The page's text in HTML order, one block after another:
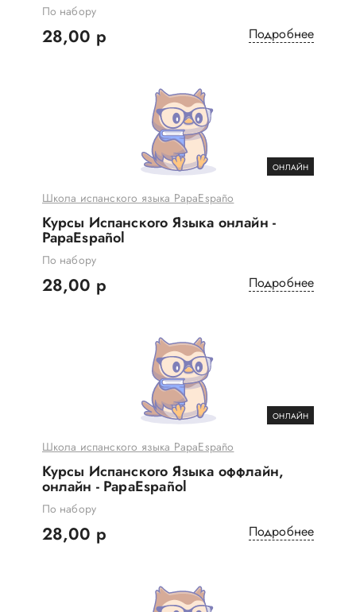
По набору
28,00 р Подробнее
ОНЛАЙН
Школа испанского языка PapaEspaño
Курсы Испанского Языка онлайн -
PapaEspañol
По набору
28,00 р Подробнее
ОНЛАЙН
Школа испанского языка PapaEspaño
Курсы Испанского Языка оффлайн,
онлайн - PapaEspañol
По набору
28,00 р Подробнее